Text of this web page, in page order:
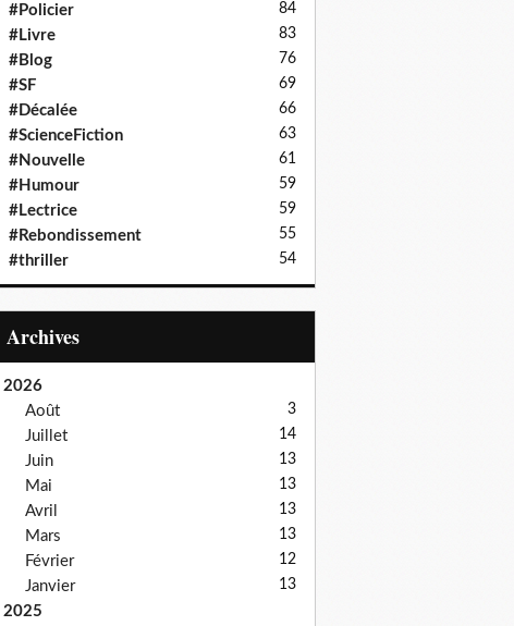
#Policier 84
#Livre 83
#Blog 76
#SF 69
#Décalée 66
#ScienceFiction 63
#Nouvelle 61
#Humour 59
#Lectrice 59
#Rebondissement 55
#thriller 54
Archives
2026
Août
3
Juillet 14
Juin 13
Mai 13
Avril 13
Mars 13
Février 12
Janvier 13
2025